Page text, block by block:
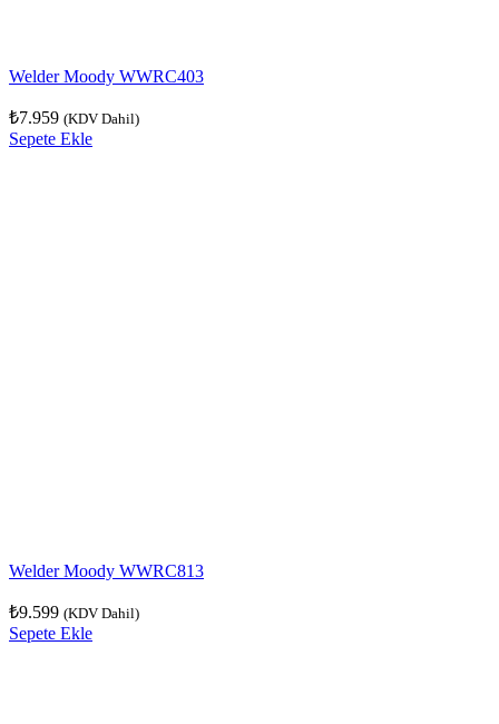
Welder Moody WWRC403
₺7.959 (KDV Dahil)
Sepete Ekle
Welder Moody WWRC813
₺9.599 (KDV Dahil)
Sepete Ekle